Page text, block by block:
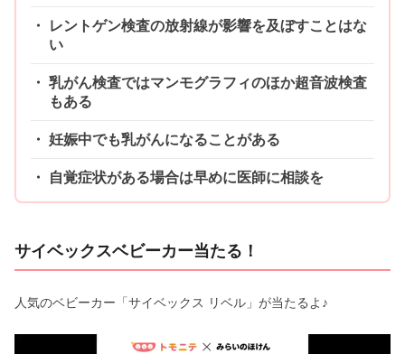
レントゲン検査の放射線が影響を及ぼすことはな
い
乳がん検査ではマンモグラフィのほか超音波検査
もある
妊娠中でも乳がんになることがある
自覚症状がある場合は早めに医師に相談を
サイベックスベビーカー当たる！
人気のベビーカー「サイベックス リベル」が当たるよ♪